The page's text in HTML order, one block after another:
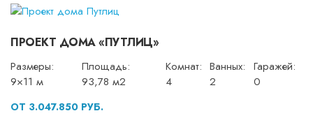
ПРОЕКТ ДОМА «ПУТЛИЦ»
Размеры:
9×11 м
Площадь:
93,78 м2
Комнат:
4
Ванных:
2
Гаражей:
0
ОТ 3.047.850 РУБ.